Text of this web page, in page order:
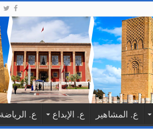
ع. المشاهير ع. الإبداع ع. الرياضة